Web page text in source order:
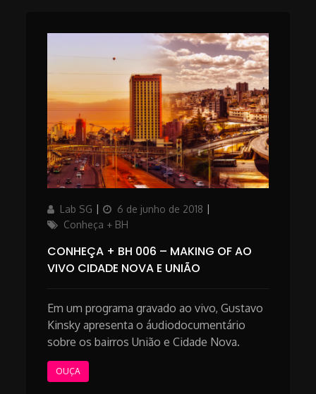
AuthorLab SG
Posted
on
6 de junho de 2018
Conheça + BH
CONHEÇA + BH 006 – MAKING OF AO
VIVO CIDADE NOVA E UNIÃO
Em um programa gravado ao vivo, Gustavo
Kinsky apresenta o áudiodocumentário
sobre os bairros União e Cidade Nova.
OUÇA